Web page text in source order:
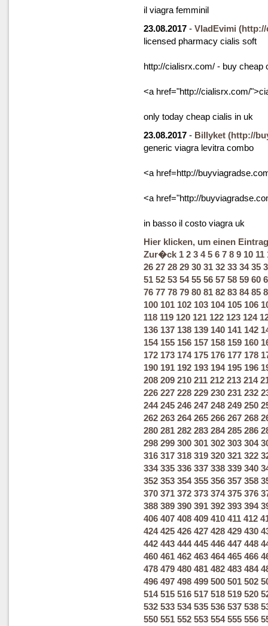
il viagra femminil
23.08.2017 - VladEvimi (http://
licensed pharmacy cialis soft
http://cialisrx.com/ - buy cheap
<a href="http://cialisrx.com/
only today cheap cialis in uk
23.08.2017 - Billyket (http://
generic viagra levitra combo
<a href=http://
<a href="http://
in basso il costo viagra uk
Hier klicken, um einen
Zur�ck 1 2 3 4 5 6 7 8 9 10 11
26 27 28 29 30 31 32 33 34 35
51 52 53 54 55 56 57 58 59 60
76 77 78 79 80 81 82 83 84 85
100 101 102 103 104 105 106
118 119 120 121 122 123 124
136 137 138 139 140 141 142
154 155 156 157 158 159 160
172 173 174 175 176 177 178
190 191 192 193 194 195 196
208 209 210 211 212 213 214
226 227 228 229 230 231 232
244 245 246 247 248 249 250
262 263 264 265 266 267 268
280 281 282 283 284 285 286
298 299 300 301 302 303 304
316 317 318 319 320 321 322
334 335 336 337 338 339 340
352 353 354 355 356 357 358
370 371 372 373 374 375 376
388 389 390 391 392 393 394
406 407 408 409 410 411 412
424 425 426 427 428 429 430
442 443 444 445 446 447 448
460 461 462 463 464 465 466
478 479 480 481 482 483 484
496 497 498 499 500 501 502
514 515 516 517 518 519 520
532 533 534 535 536 537 538
550 551 552 553 554 555 556